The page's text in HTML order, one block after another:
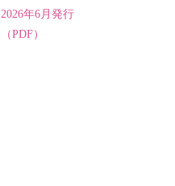
2026年6月発行
（PDF）